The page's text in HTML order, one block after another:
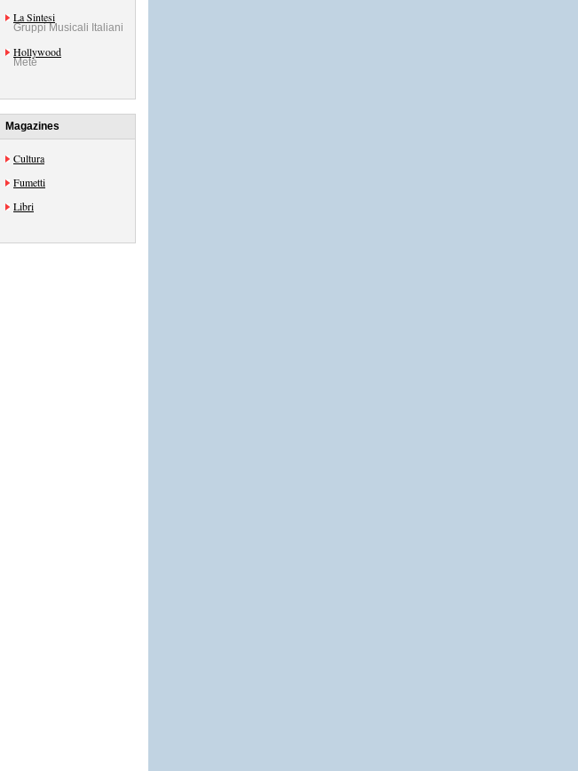
La Sintesi
Gruppi Musicali Italiani
Hollywood
Mete
Magazines
Cultura
Fumetti
Libri